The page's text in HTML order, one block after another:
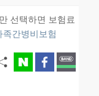
선택하면 보험료
족간병비보험